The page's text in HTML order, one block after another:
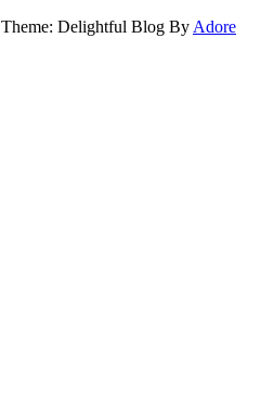
Theme: Delightful Blog By Adore